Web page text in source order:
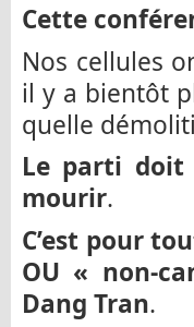
Cette
Nos cellules
il y a bientôt
quelle
Le parti doit
mourir.
C’est pour
OU « non-
Dang Tran.